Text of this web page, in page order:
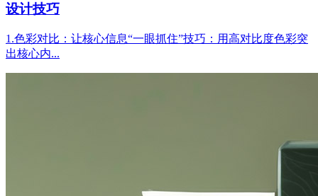
设计技巧
1.色彩对比：让核心信息“一眼抓住”技巧：用高对比度色彩突
出核心内...